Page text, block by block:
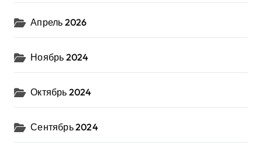
Апрель 2026
Ноябрь 2024
Октябрь 2024
Сентябрь 2024